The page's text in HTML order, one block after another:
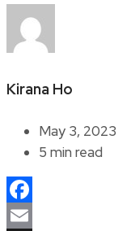
Kirana Ho
May 3, 2023
5 min read
Facebook